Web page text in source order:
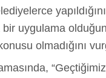
uygulama
olmadığını